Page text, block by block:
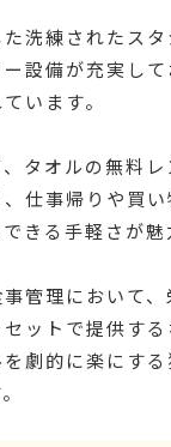
洗練されたス
設備が充実して
います。
タオルの無料
仕事帰りや買
きる手軽さが魅
管理において
ットで提供す
劇的に楽にす